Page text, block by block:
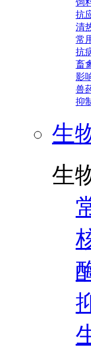
饲
抗
清
常
抗
畜
影
兽
抑
生
生